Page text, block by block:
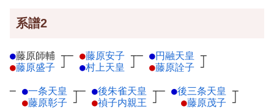
系譜2
●藤原師輔 ┬
●藤原盛子 ┘
─ ●藤原安子 ┬
●村上天皇 ┘
─ ●円融天皇 ┬
●藤原詮子 ┘
─ ●一条天皇 ┬
●藤原彰子 ┘
─ ●後朱雀天皇 ┬
●禎子内親王 ┘
─ ●後三条天皇 ┬
●藤原茂子 ┘